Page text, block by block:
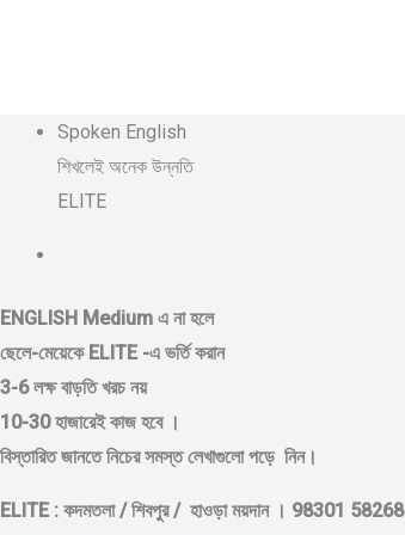
Spoken English
শিখলেই অনেক উন্নতি
ELITE
ENGLISH Medium এ না হলে
ছেলে-মেয়েকে ELITE -এ ভর্তি করান
3-6 লক্ষ বাড়তি খরচ নয়
10-30 হাজারেই কাজ হবে ।
বিস্তারিত জানতে নিচের সমস্ত লেখাগুলো পড়ে নিন।
ELITE : কদমতলা / শিবপুর / হাওড়া ময়দান । 98301 58268